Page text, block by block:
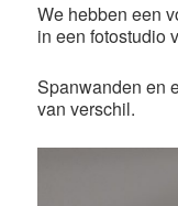
We hebben een
in een fotostudio
Spanwanden en
van verschil.